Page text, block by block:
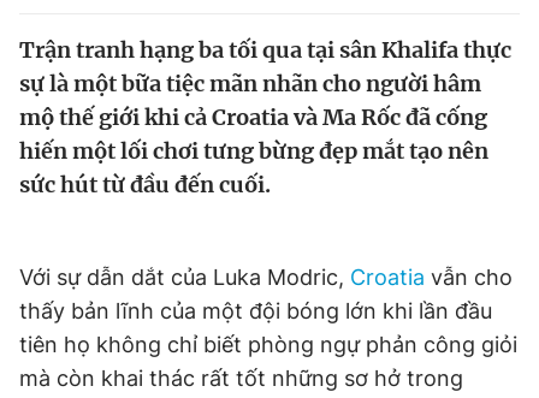
Tin thị trường Tin 360
Video Magazine
Tiện ích Bạn cần biết
Thông tin tòa soạn Liên hệ quảng cáo
Trận tranh hạng ba tối qua tại sân Khalifa thực
sự là một bữa tiệc mãn nhãn cho người hâm
mộ thế giới khi cả Croatia và Ma Rốc đã cống
hiến một lối chơi tưng bừng đẹp mắt tạo nên
sức hút từ đầu đến cuối.
Với sự dẫn dắt của Luka Modric, Croatia vẫn cho
thấy bản lĩnh của một đội bóng lớn khi lần đầu
tiên họ không chỉ biết phòng ngự phản công giỏi
mà còn khai thác rất tốt những sơ hở trong